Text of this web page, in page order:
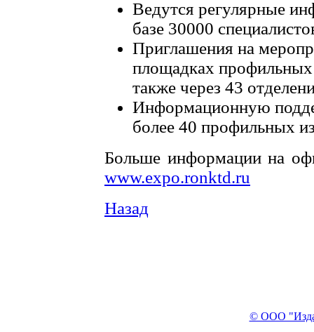
Ведутся регулярные
базе 30000
Приглашения на
площадках
также через 43
Информационную
более 40 профильных
Больше информации на
www.expo.ronktd.ru
Назад
© ООО